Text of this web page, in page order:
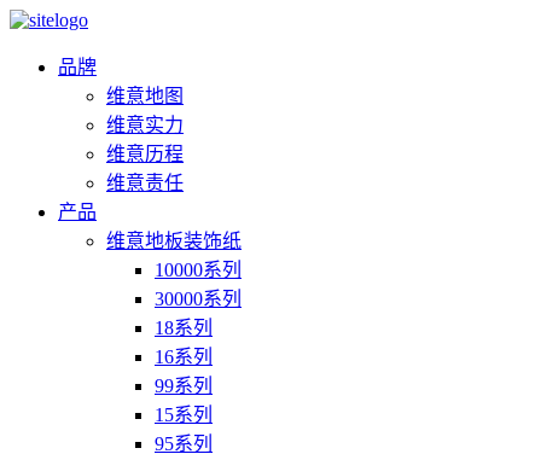
品牌
维意地图
维意实力
维意历程
维意责任
产品
维意地板装饰纸
10000系列
30000系列
18系列
16系列
99系列
15系列
95系列